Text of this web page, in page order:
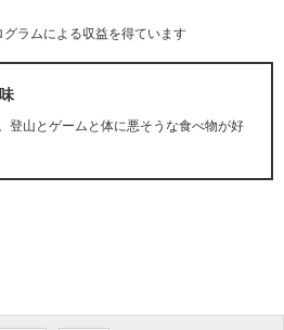
ラムによる収益を得ています
登山とゲームと体に悪そうな食べ物が好